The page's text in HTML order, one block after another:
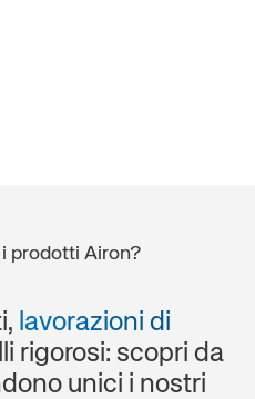
prodotti Airon?
lavorazioni di
rigorosi: scopri da
unici i nostri